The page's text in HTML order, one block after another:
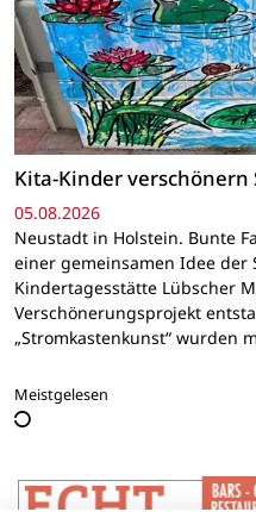
Kita-Kinder verschönern
05.08.2026
Neustadt in Holstein. Bunte
einer gemeinsamen Idee
Kindertagesstätte Lübscher
Verschönerungsprojekt
„Stromkastenkunst“ wurden
Meistgelesen